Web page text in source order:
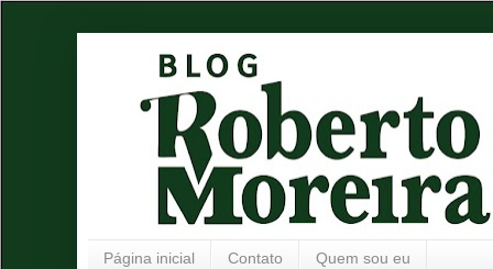
Página inicial Contato Quem sou eu